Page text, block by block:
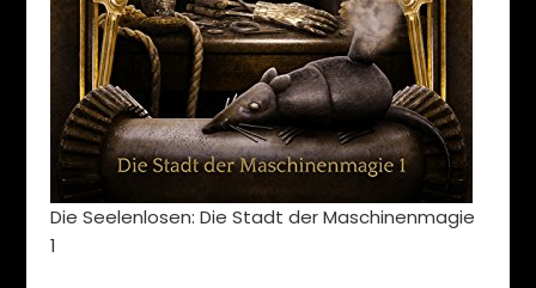
Die Seelenlosen: Die Stadt der Maschinenmagie
1